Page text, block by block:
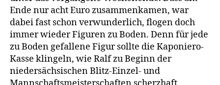
den
Ende nur acht Euro zusammenkamen, war
dabei fast schon verwunderlich, flogen doch
immer wieder Figuren zu Boden. Denn für jede
zu Boden gefallene Figur sollte die Kaponiero-
Kasse klingeln, wie Ralf zu Beginn der
niedersächsischen Blitz-Einzel- und